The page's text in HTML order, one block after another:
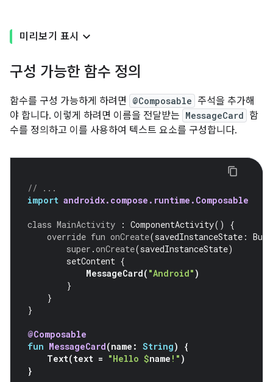
미리보기 표시
구성 가능한 함수 정의
함수를 구성 가능하게 하려면 @Composable 주석을 추가해
야 합니다. 이렇게 하려면 이름을 전달받는 MessageCard 함
수를 정의하고 이를 사용하여 텍스트 요소를 구성합니다.
// ...
import androidx.compose.runtime.Composable
class MainActivity : ComponentActivity()
{
override fun onCreate(savedInstanceState :
super .onCreate(savedInstanceState)
setContent {
MessageCard( "Android" )
}
}
}
@Composable
fun MessageCard(name : String)
{
Text(text = "Hello $name !" )
}